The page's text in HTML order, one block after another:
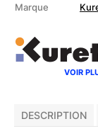
Marque
VOIR
DESCRIPTION